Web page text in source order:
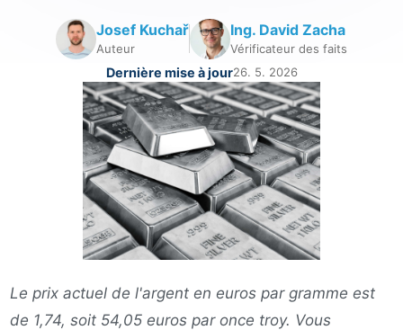
Josef Kuchař
Auteur
Ing. David Zacha
Vérificateur des faits
Dernière mise à jour26. 5. 2026
Le prix actuel de l'argent en euros par gramme est
de 1,74, soit 54,05 euros par once troy. Vous